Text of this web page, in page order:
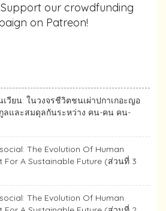
our crowdfunding
on Patreon!
วียน: ในวงจรชีวิตชนเผ่าปกาเกอะญอ
ลและสมดุลกันระหว่าง คน-คน คน-
The Evolution Of Human
For A Sustainable Future (ส่วนที่ 3
The Evolution Of Human